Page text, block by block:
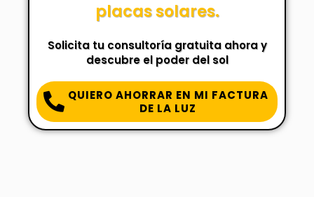
placas solares.
Solicita tu consultoría gratuita ahora y
descubre el poder del sol
QUIERO AHORRAR EN MI FACTURA
DE LA LUZ